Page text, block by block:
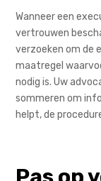
Wanneer een
vertrouwen
verzoeken om de
maatregel
nodig is. Uw
sommeren om
helpt, de